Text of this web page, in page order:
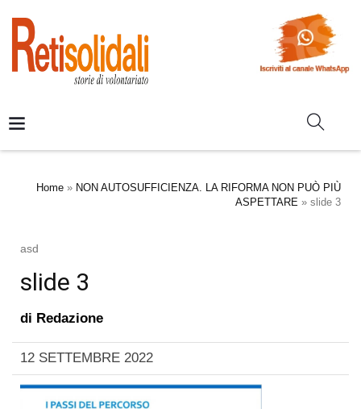
Home » NON AUTOSUFFICIENZA. LA RIFORMA NON PUÒ PIÙ
ASPETTARE » slide 3
asd
slide 3
di Redazione
12 SETTEMBRE 2022